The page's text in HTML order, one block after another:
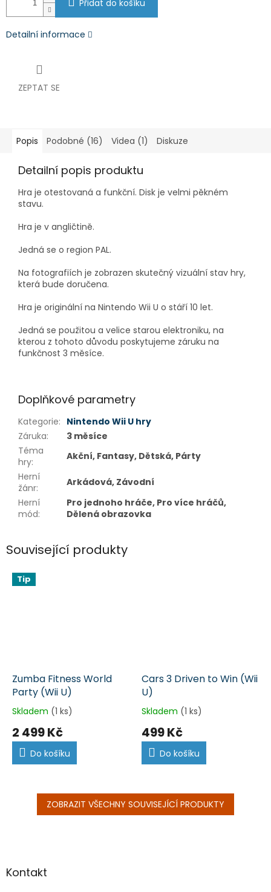
Přidat do košíku
Detailní informace
ZEPTAT SE
Popis Podobné (16) Videa (1) Diskuze
Detailní popis produktu
Hra je otestovaná a funkční. Disk je velmi pěkném
stavu.
Hra je v angličtině.
Jedná se o region PAL.
Na fotografiích je zobrazen skutečný vizuální stav hry,
která bude doručena.
Hra je originální na Nintendo Wii U o stáří 10 let.
Jedná se použitou a velice starou elektroniku, na
kterou z tohoto důvodu poskytujeme záruku na
funkčnost 3 měsíce.
Doplňkové parametry
Kategorie: Nintendo Wii U hry
Záruka:
3 měsíce
Téma
hry:
Akční, Fantasy, Dětská, Párty
Herní
žánr:
Arkádová, Závodní
Herní
mód:
Pro jednoho hráče, Pro více hráčů,
Dělená obrazovka
Související produkty
Tip
Zumba Fitness World
Party (Wii U)
Skladem (1 ks)
2 499 Kč
Do košíku
Cars 3 Driven to Win (Wii
U)
Skladem (1 ks)
499 Kč
Do košíku
ZOBRAZIT VŠECHNY SOUVISEJÍCÍ PRODUKTY
aKontakt